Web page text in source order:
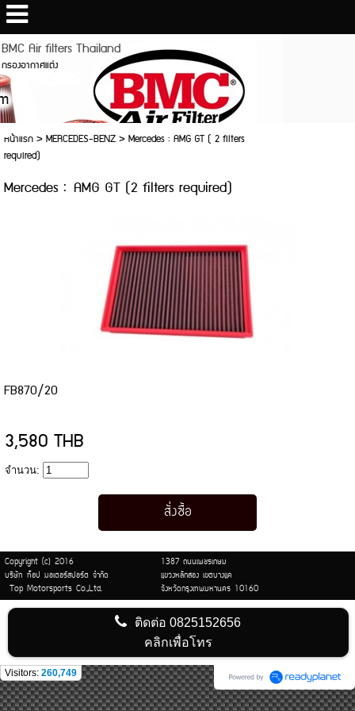
BMC Air filters Thailand
กรองอากาศแต่ง
หน้าแรก>MERCEDES-BENZ>Mercedes : AMG GT ( 2 filters
required)
Mercedes : AMG GT (2 filters required)
FB870/20
3,580 THB
จำนวน:
Copyright (c) 2016
1387 ถนนเพชรเกษม
บริษัท ท็อป มอเตอร์สปอร์ต จำกัด
แขวงหลักสอง เขตบางแค
Top Motorsports Co.,Ltd.
จังหวัดกรุงเทพมหานคร 10160
ติดต่อ0825152656
คลิกเพื่อโทร
Visitors: 260,749